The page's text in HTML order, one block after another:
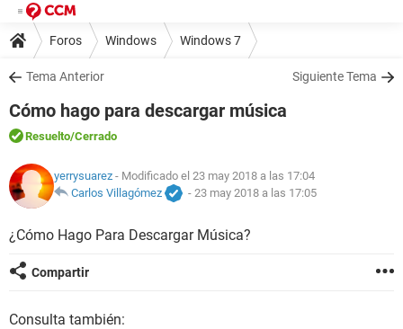
Foros Windows Windows 7
Tema Anterior Siguiente Tema
Cómo hago para descargar música
Resuelto/Cerrado
yerrysuarez - Modificado el 23 may 2018 a las 17:04
Carlos Villagómez
- 23 may 2018 a las 17:05
¿Cómo Hago Para Descargar Música?
Compartir
Consulta también: